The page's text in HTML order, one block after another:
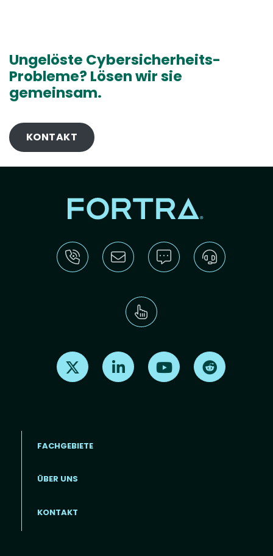
Ungelöste Cybersicherheits-
Probleme? Lösen wir sie
gemeinsam.
KONTAKT
Find us on X Find us on LinkedInFind us on Youtube
FACHGEBIETE
ÜBER UNS
KONTAKT